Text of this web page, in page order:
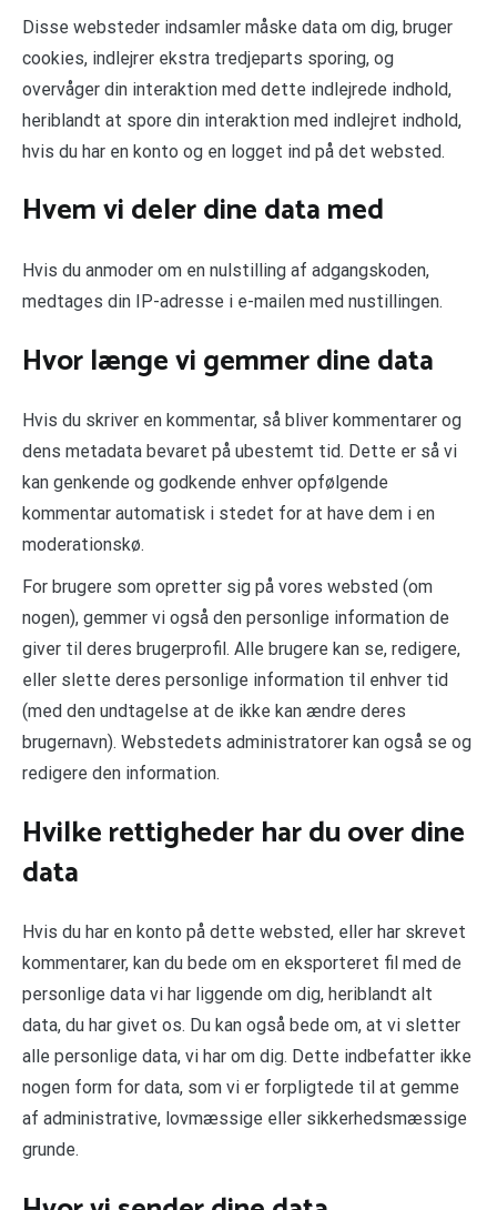
Disse websteder indsamler måske data om dig, bruger
cookies, indlejrer ekstra tredjeparts sporing, og
overvåger din interaktion med dette indlejrede indhold,
heriblandt at spore din interaktion med indlejret indhold,
hvis du har en konto og en logget ind på det websted.
Hvem vi deler dine data med
Hvis du anmoder om en nulstilling af adgangskoden,
medtages din IP-adresse i e-mailen med nustillingen.
Hvor længe vi gemmer dine data
Hvis du skriver en kommentar, så bliver kommentarer og
dens metadata bevaret på ubestemt tid. Dette er så vi
kan genkende og godkende enhver opfølgende
kommentar automatisk i stedet for at have dem i en
moderationskø.
For brugere som opretter sig på vores websted (om
nogen), gemmer vi også den personlige information de
giver til deres brugerprofil. Alle brugere kan se, redigere,
eller slette deres personlige information til enhver tid
(med den undtagelse at de ikke kan ændre deres
brugernavn). Webstedets administratorer kan også se og
redigere den information.
Hvilke rettigheder har du over dine
data
Hvis du har en konto på dette websted, eller har skrevet
kommentarer, kan du bede om en eksporteret fil med de
personlige data vi har liggende om dig, heriblandt alt
data, du har givet os. Du kan også bede om, at vi sletter
alle personlige data, vi har om dig. Dette indbefatter ikke
nogen form for data, som vi er forpligtede til at gemme
af administrative, lovmæssige eller sikkerhedsmæssige
grunde.